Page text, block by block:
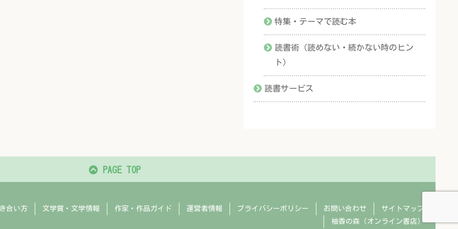
特集・テーマで読む本
読書術（読めない・続かない時のヒン
ト）
読書サービス
PAGE TOP
合い方 文学賞・文学情報 作家・作品ガイド 運営者情報 プライバシーポリシー お問い合わせ
サイトマップ
柚香の森（オンライン書店）